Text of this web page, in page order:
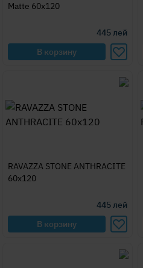
Matte 60x120
445лей
В корзину
RAVAZZA STONE ANTHRACITE
60x120
445лей
В корзину